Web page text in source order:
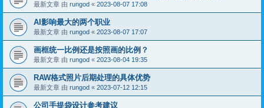
最新文章 由 rungod « 2023-08-07 17:08
AI影响最大的两个职业
最新文章 由 rungod « 2023-08-07 17:07
画框统一比例还是按照画的比例？
最新文章 由 rungod « 2023-08-04 19:35
RAW格式照片后期处理的具体优势
最新文章 由 rungod « 2023-07-12 12:15
公司手提袋设计参考建议